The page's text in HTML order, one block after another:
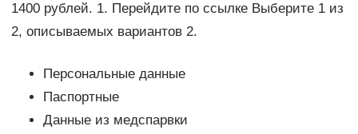
1400 рублей. 1. Перейдите по ссылке Выберите 1 из
2, описываемых вариантов 2.
Персональные данные
Паспортные
Данные из медспарвки